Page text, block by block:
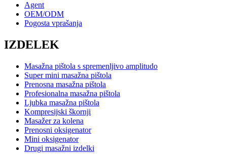
Agent
OEM/ODM
Pogosta vprašanja
IZDELEK
Masažna pištola s spremenljivo amplitudo
Super mini masažna pištola
Prenosna masažna pištola
Profesionalna masažna pištola
Ljubka masažna pištola
Kompresijski škornji
Masažer za kolena
Prenosni oksigenator
Mini oksigenator
Drugi masažni izdelki